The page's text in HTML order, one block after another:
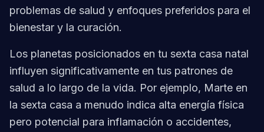
problemas de salud y enfoques preferidos para el
bienestar y la curación.
Los planetas posicionados en tu sexta casa natal
influyen significativamente en tus patrones de
salud a lo largo de la vida. Por ejemplo, Marte en
la sexta casa a menudo indica alta energía física
pero potencial para inflamación o accidentes,